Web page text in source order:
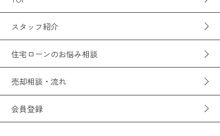
スタッフ紹介
住宅ローンのお悩み相談
売却相談・流れ
会員登録